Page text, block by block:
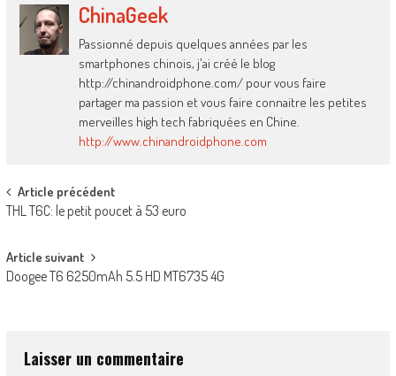
ChinaGeek
Passionné depuis quelques années par les
smartphones chinois, j'ai créé le blog
http://chinandroidphone.com/ pour vous faire
partager ma passion et vous faire connaitre les petites
merveilles high tech fabriquées en Chine.
http://www.chinandroidphone.com
Post
navigation
Article précédent
THL T6C: le petit poucet à 53 euro
Article suivant
Doogee T6 6250mAh 5.5 HD MT6735 4G
Laisser un commentaire